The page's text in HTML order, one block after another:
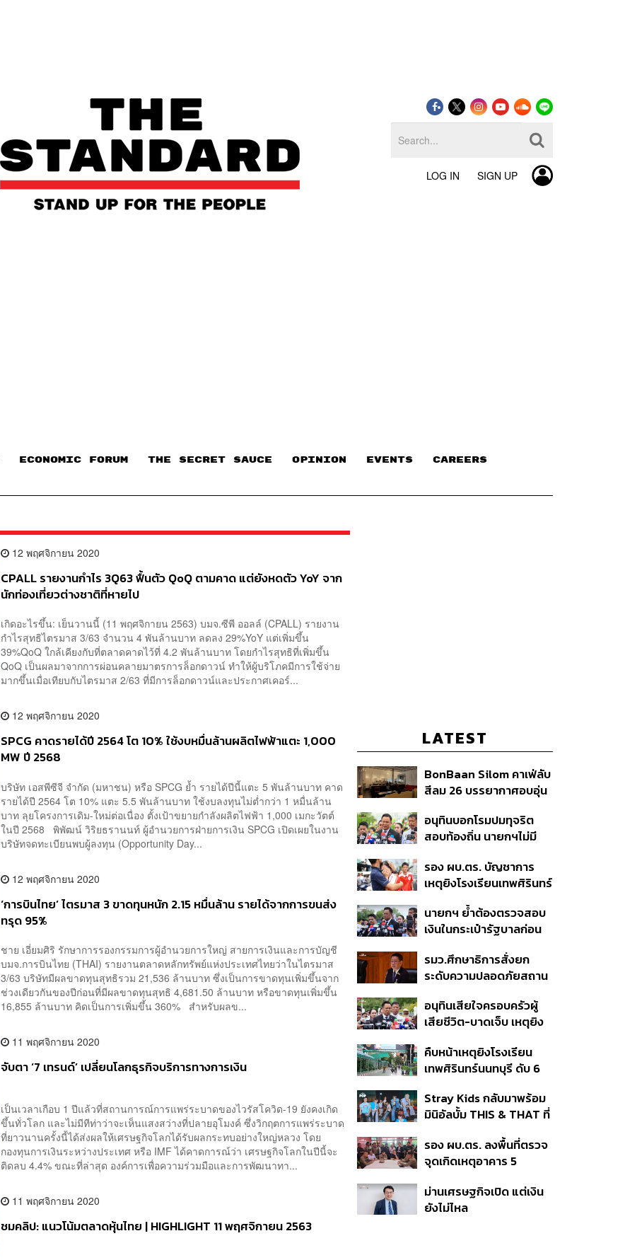
LOG IN SIGN UP
ECONOMIC FORUM THE SECRET SAUCE​ OPINION EVENTS CAREERS
12 พฤศจิกายน 2020
CPALL รายงานกำไร 3Q63 ฟื้นตัว QoQ ตามคาด แต่ยังหดตัว YoY จาก
นักท่องเที่ยวต่างชาติที่หายไป
เกิดอะไรขึ้น: เย็นวานนี้ (11 พฤศจิกายน 2563) บมจ.ซีพี ออลล์ (CPALL) รายงาน
กำไรสุทธิไตรมาส 3/63 จำนวน 4 พันล้านบาท ลดลง 29%YoY แต่เพิ่มขึ้น
39%QoQ ใกล้เคียงกับที่ตลาดคาดไว้ที่ 4.2 พันล้านบาท โดยกำไรสุทธิที่เพิ่มขึ้น
QoQ เป็นผลมาจากการผ่อนคลายมาตรการล็อกดาวน์ ทำให้ผู้บริโภคมีการใช้จ่าย
มากขึ้นเมื่อเทียบกับไตรมาส 2/63 ที่มีการล็อกดาวน์และประกาศเคอร์...
12 พฤศจิกายน 2020
SPCG คาดรายได้ปี 2564 โต 10% ใช้งบหมื่นล้านผลิตไฟฟ้าแตะ 1,000
MW ปี 2568
บริษัท เอสพีซีจี จำกัด (มหาชน) หรือ SPCG ย้ำ รายได้ปีนี้แตะ 5 พันล้านบาท คาด
รายได้ปี 2564 โต 10% แตะ 5.5 พันล้านบาท ใช้งบลงทุนไม่ต่ำกว่า 1 หมื่นล้าน
บาท ลุยโครงการเดิม-ใหม่ต่อเนื่อง ตั้งเป้าขยายกำลังผลิตไฟฟ้า 1,000 เมกะวัตต์
ในปี 2568 พิพัฒน์ วิริยธรานนท์ ผู้อำนวยการฝ่ายการเงิน SPCG เปิดเผยในงาน
บริษัทจดทะเบียนพบผู้ลงทุน (Opportunity Day...
12 พฤศจิกายน 2020
‘การบินไทย’ ไตรมาส 3 ขาดทุนหนัก 2.15 หมื่นล้าน รายได้จากการขนส่ง
ทรุด 95%
ชาย เอี่ยมศิริ รักษาการรองกรรมการผู้อำนวยการใหญ่ สายการเงินและการบัญชี
บมจ.การบินไทย (THAI) รายงานตลาดหลักทรัพย์แห่งประเทศไทยว่าในไตรมาส
3/63 บริษัทมีผลขาดทุนสุทธิรวม 21,536 ล้านบาท ซึ่งเป็นการขาดทุนเพิ่มขึ้นจาก
ช่วงเดียวกันของปีก่อนที่มีผลขาดทุนสุทธิ 4,681.50 ล้านบาท หรือขาดทุนเพิ่มขึ้น
16,855 ล้านบาท คิดเป็นการเพิ่มขึ้น 360% สำหรับผลข...
11 พฤศจิกายน 2020
จับตา ‘7 เทรนด์’ เปลี่ยนโลกธุรกิจบริการทางการเงิน
เป็นเวลาเกือบ 1 ปีแล้วที่สถานการณ์การแพร่ระบาดของไวรัสโควิด-19 ยังคงเกิด
ขึ้นทั่วโลก และไม่มีทีท่าว่าจะเห็นแสงสว่างที่ปลายอุโมงค์ ซึ่งวิกฤตการแพร่ระบาด
ที่ยาวนานครั้งนี้ได้ส่งผลให้เศรษฐกิจโลกได้รับผลกระทบอย่างใหญ่หลวง โดย
กองทุนการเงินระหว่างประเทศ หรือ IMF ได้คาดการณ์ว่า เศรษฐกิจโลกในปีนี้จะ
ติดลบ 4.4% ขณะที่ล่าสุด องค์การเพื่อความร่วมมือและการพัฒนาทา...
11 พฤศจิกายน 2020
ชมคลิป: แนวโน้มตลาดหุ้นไทย | HIGHLIGHT 11 พฤศจิกายน 2563
LATEST
BonBaan Silom คาเฟ่ลับ
สีลม 26 บรรยากาศอบอุ่น
อนุทินบอกโรมปมทุจริต
สอบท้องถิ่น นายกฯไม่มี
คนผิดมาลงโทษ
รอง ผบ.ตร. บัญชาการ
เหตุยิงโรงเรียนเทพศิรินทร์
ยืนยันไร้คนติดค้าง พบศพ
ปู่-ย่าที่บ้านพักผู้ก่อเหตุ
นายกฯ ย้ำต้องตรวจสอบ
เงินในกระเป๋ารัฐบาลก่อน
เฟส 2 หรือปรับเกณฑ์
50:50 ยันเงินคงคลัง
รมว.ศึกษาธิการสั่งยก
ระดับความปลอดภัยสถาน
แชร์เพื่อระงับพฤติกรรม
เลียนแบบ หลังเหตุยิงใน
อนุทินเสียใจครอบครัวผู้
เสียชีวิต-บาดเจ็บ เหตุยิง
เดินหน้าแก้ กม.คุมอาวุธปืน
ชี้ผู้ปกครองต้องร่วมรับผิด
คืบหน้าเหตุยิงโรงเรียน
เทพศิรินทร์นนทบุรี ดับ 6
ขโมยปืนปู่ก่อเหตุ
Stray Kids กลับมาพร้อม
มินิอัลบั้ม THIS & THAT ที่
หลากหลายของวง
รอง ผบ.ตร. ลงพื้นที่ตรวจ
จุดเกิดเหตุอาคาร 5
ม่านเศรษฐกิจเปิด แต่เงิน
ยังไม่ไหล